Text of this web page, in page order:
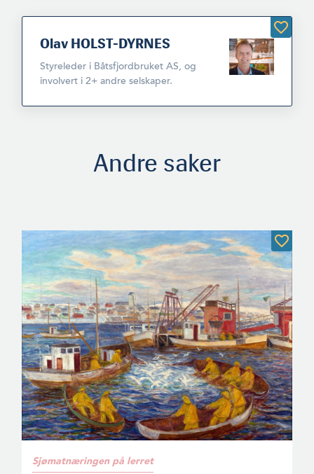
Olav HOLST-DYRNES
Styreleder i Båtsfjordbruket AS, og
involvert i 2+ andre selskaper.
Andre saker
Sjømatnæringen på lerret